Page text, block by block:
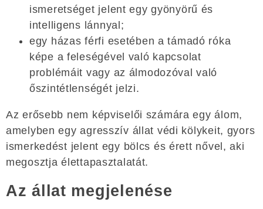
ismeretséget jelent egy gyönyörű és
intelligens lánnyal;
egy házas férfi esetében a támadó róka
képe a feleségével való kapcsolat
problémáit vagy az álmodozóval való
őszintétlenségét jelzi.
Az erősebb nem képviselői számára egy álom,
amelyben egy agresszív állat védi kölykeit, gyors
ismerkedést jelent egy bölcs és érett nővel, aki
megosztja élettapasztalatát.
Az állat megjelenése